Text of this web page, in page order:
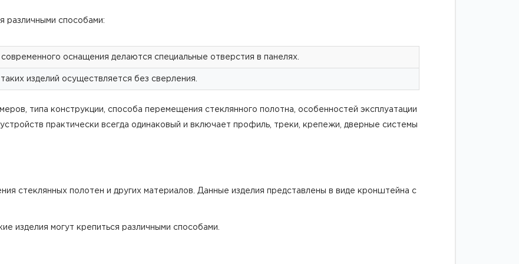
различными способами:
оснащения делаются специальные отверстия в панелях.
изделий осуществляется без сверления.
типа конструкции, способа перемещения стеклянного полотна, особенностей эксплуатации
практически всегда одинаковый и включает профиль, треки, крепежи, дверные системы
стеклянных полотен и других материалов. Данные изделия представлены в виде кронштейна с
изделия могут крепиться различными способами.